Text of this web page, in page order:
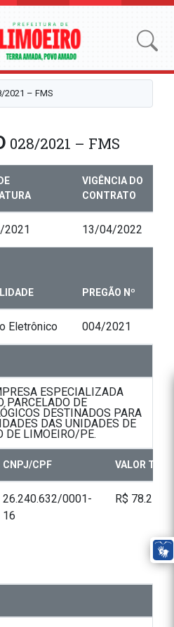
2021 – FMS
028/2021 – FMS
VIGÊNCIA DO
CONTRATO
13/04/2022
PREGÃO Nº
Eletrônico 004/2021
ESPECIALIZADA
PARCELADO DE
DESTINADOS PARA
DAS UNIDADES DE
DE LIMOEIRO/PE.
CNPJ/CPF VALOR
26.240.632/0001-
16
R$